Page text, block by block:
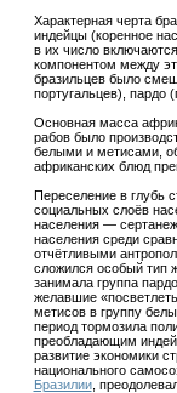
Характерная черта
индейцы (коренное
в их число
компонентом между
бразильцев было
португальцев), пардо
Основная масса
рабов было
белыми и метисами,
африканских блюд
Переселение в глубь
социальных слоёв
населения —
населения среди
отчётливыми
сложился особый тип
занимала группа
желавшие
метисов в группу
период тормозила
преобладающим
развитие экономики
национального
Бразилии,